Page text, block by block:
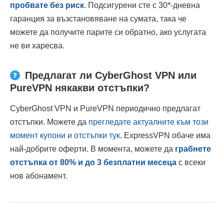
пробвате без риск. Подсигурени сте с 30*-дневна
гаранция за възстановяване на сумата, така че
можете да получите парите си обратно, ако услугата
не ви харесва.
Предлагат ли CyberGhost VPN или
PureVPN някакви отстъпки?
CyberGhost VPN и PureVPN периодично предлагат
отстъпки. Можете да прегледате актуалните към този
момент купони и отстъпки тук. ExpressVPN обаче има
най-добрите оферти. В момента, можете да грабнете
отстъпка от 80% и до 3 безплатни месеца с всеки
нов абонамент.